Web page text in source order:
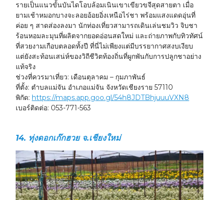
รายเป็นแนวขั้นบันไดโอบล้อมเนินเขาเขียวขจีสุดสายตา เมื่อ
ยามเช้าหมอกบางจะลอยอ้อยอิ่งเหนือไร่ชา พร้อมแสงแดดอุ่นที่
ค่อย ๆ สาดส่องลงมา นักท่องเที่ยวสามารถเดินเล่นชมวิว จิบชา
ร้อนหอมละมุนที่ผลิตจากยอดอ่อนสดใหม่ และถ่ายภาพกับทิวทัศน์
ที่สวยงามเกือบตลอดทั้งปี ที่นี่ไม่เพียงแต่มีบรรยากาศสงบเงียบ
แต่ยังสะท้อนเสน่ห์ของวิถีชีวิตท้องถิ่นที่ผูกพันกับการปลูกชาอย่าง
แท้จริง
ช่วงที่ควรมาเที่ยว: เดือนตุลาคม – กุมภาพันธ์
ที่ตั้ง: ตำบลแม่จัน อำเภอแม่จัน จังหวัดเชียงราย 57110
พิกัด: https://maps.app.goo.gl/54h8JDTBhjuuuVXN8
เบอร์ติดต่อ: 053-771-563
14. ทุ่งดอกเก๊กฮวย จ.เชียงใหม่